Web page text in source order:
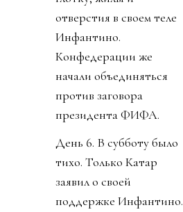
отверстия в своем теле
Инфантино.
Конфедерации же
начали объединяться
против заговора
президента ФИФА.
День 6. В субботу было
тихо. Только Катар
заявил о своей
поддержке Инфантино.